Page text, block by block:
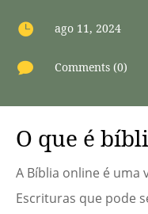
 ago 11, 2024
 Comments (0)
O que é
A Bíblia online é uma
Escrituras que pode